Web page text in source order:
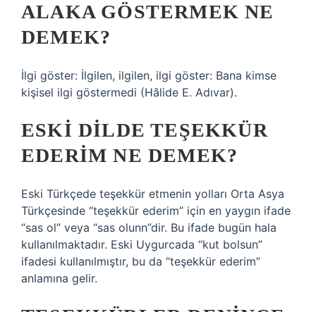
ALAKA GÖSTERMEK NE
DEMEK?
İlgi göster: İlgilen, ilgilen, ilgi göster: Bana kimse
kişisel ilgi göstermedi (Hâlide E. Adıvar).
ESKI DILDE TEŞEKKÜR
EDERIM NE DEMEK?
Eski Türkçede teşekkür etmenin yolları Orta Asya
Türkçesinde “teşekkür ederim” için en yaygın ifade
“sas ol” veya “sas olunn”dir. Bu ifade bugün hala
kullanılmaktadır. Eski Uygurcada “kut bolsun”
ifadesi kullanılmıştır, bu da “teşekkür ederim”
anlamına gelir.